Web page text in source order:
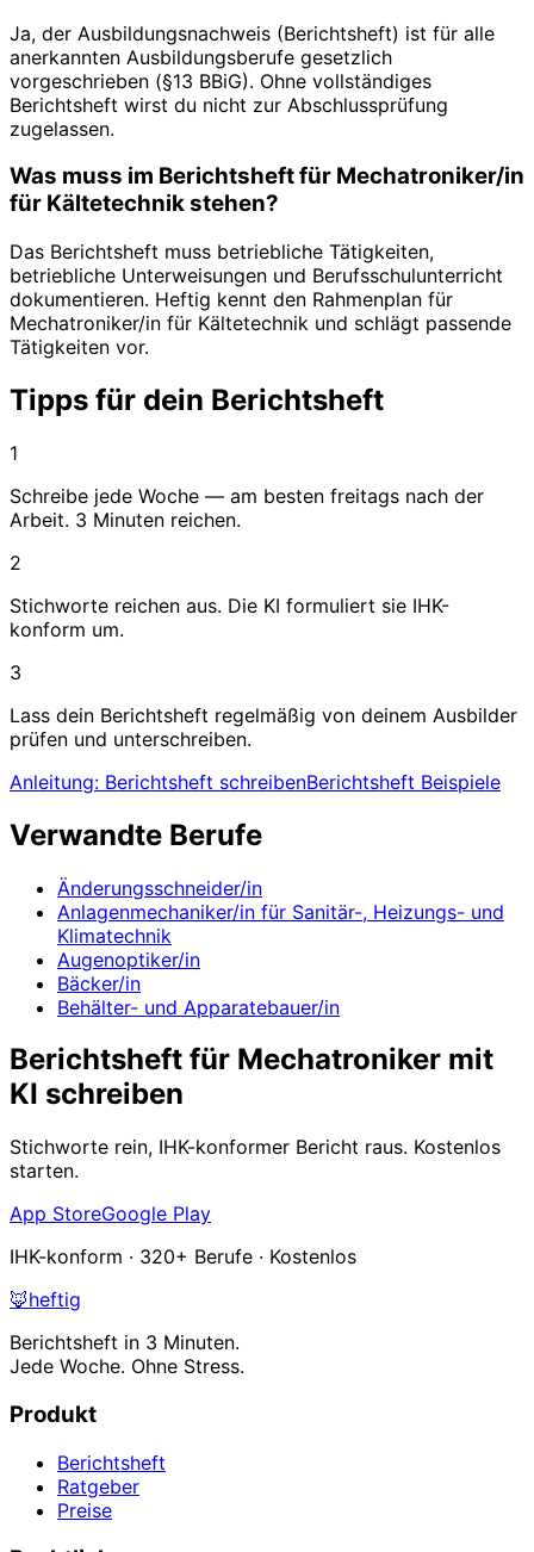
Ja, der Ausbildungsnachweis (Berichtsheft) ist für alle
anerkannten Ausbildungsberufe gesetzlich
vorgeschrieben (§13 BBiG). Ohne vollständiges
Berichtsheft wirst du nicht zur Abschlussprüfung
zugelassen.
Was muss im Berichtsheft für Mechatroniker/in
für Kältetechnik stehen?
Das Berichtsheft muss betriebliche Tätigkeiten,
betriebliche Unterweisungen und Berufsschulunterricht
dokumentieren. Heftig kennt den Rahmenplan für
Mechatroniker/in für Kältetechnik und schlägt passende
Tätigkeiten vor.
Tipps für dein Berichtsheft
1
Schreibe jede Woche — am besten freitags nach der
Arbeit. 3 Minuten reichen.
2
Stichworte reichen aus. Die KI formuliert sie IHK-
konform um.
3
Lass dein Berichtsheft regelmäßig von deinem Ausbilder
prüfen und unterschreiben.
Anleitung: Berichtsheft schreibenBerichtsheft Beispiele
Verwandte Berufe
Änderungsschneider/in
Anlagenmechaniker/in für Sanitär-, Heizungs- und
Klimatechnik
Augenoptiker/in
Bäcker/in
Behälter- und Apparatebauer/in
Berichtsheft für Mechatroniker mit
KI schreiben
Stichworte rein, IHK-konformer Bericht raus. Kostenlos
starten.
App StoreGoogle Play
IHK-konform · 320+ Berufe · Kostenlos
🦊heftig
Berichtsheft in 3 Minuten.
Jede Woche. Ohne Stress.
Produkt
Berichtsheft
Ratgeber
Preise